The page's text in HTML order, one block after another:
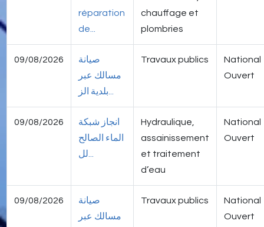
réparation
de...
chauffage et
plombries
09/08/2026
صيانة
مسالك عبر
بلدية الز...
Travaux publics
National
Ouvert
09/08/2026
انجاز شبكة
الماء الصالح
لل...
Hydraulique,
assainissement
et traitement
d’eau
National
Ouvert
09/08/2026
صيانة
مسالك عبر
Travaux publics
National
Ouvert